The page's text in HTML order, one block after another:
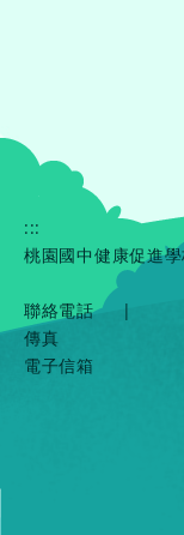
:::
桃園國中健康促進學
聯絡電話
|
傳真
電子信箱